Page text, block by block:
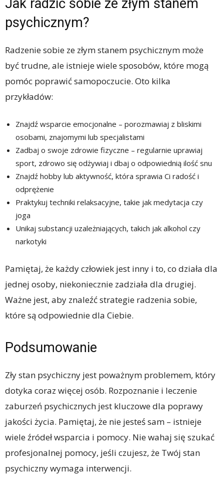
Jak radzić sobie ze złym stanem
psychicznym?
Radzenie sobie ze złym stanem psychicznym może
być trudne, ale istnieje wiele sposobów, które mogą
pomóc poprawić samopoczucie. Oto kilka
przykładów:
Znajdź wsparcie emocjonalne – porozmawiaj z bliskimi
osobami, znajomymi lub specjalistami
Zadbaj o swoje zdrowie fizyczne – regularnie uprawiaj
sport, zdrowo się odżywiaj i dbaj o odpowiednią ilość snu
Znajdź hobby lub aktywność, która sprawia Ci radość i
odprężenie
Praktykuj techniki relaksacyjne, takie jak medytacja czy
joga
Unikaj substancji uzależniających, takich jak alkohol czy
narkotyki
Pamiętaj, że każdy człowiek jest inny i to, co działa dla
jednej osoby, niekoniecznie zadziała dla drugiej.
Ważne jest, aby znaleźć strategie radzenia sobie,
które są odpowiednie dla Ciebie.
Podsumowanie
Zły stan psychiczny jest poważnym problemem, który
dotyka coraz więcej osób. Rozpoznanie i leczenie
zaburzeń psychicznych jest kluczowe dla poprawy
jakości życia. Pamiętaj, że nie jesteś sam – istnieje
wiele źródeł wsparcia i pomocy. Nie wahaj się szukać
profesjonalnej pomocy, jeśli czujesz, że Twój stan
psychiczny wymaga interwencji.